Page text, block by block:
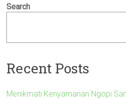
Search
Recent Posts
Menikmati Kenyamanan Ngopi